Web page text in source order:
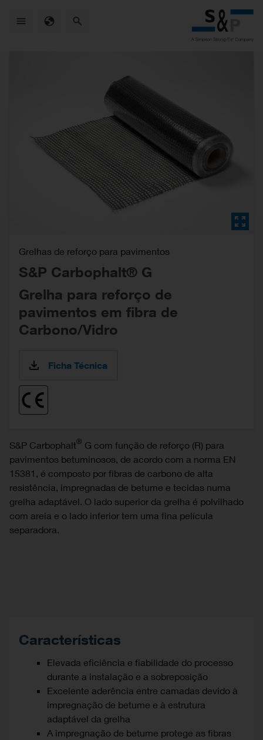
Grelhas de reforço para pavimentos
S&P Carbophalt® G
Grelha para reforço de
pavimentos em fibra de
Carbono/Vidro
Ficha Técnica
S&P Carbophalt® G com função de reforço (R) para
pavimentos betuminosos, de acordo com a norma EN
15381, é composto por fibras de carbono de alta
resistência, impregnadas de betume e tecidas numa
grelha adaptável. O lado superior da grelha é polvilhado
com areia e o lado inferior tem uma fina película
separadora.
Características
Elevada eficiência e fiabilidade do processo
durante a instalação e a sobreposição
Excelente aderência entre camadas devido à
impregnação de betume e à estrutura
adaptável da grelha
A impregnação de betume protege as fibras